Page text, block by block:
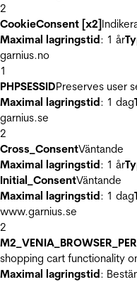
2
CookieConsent [x2]
Maximal lagringstid: 1 år
garnius.no
1
PHPSESSIDPreserves user
Maximal lagringstid: 1 dag
garnius.se
2
Cross_ConsentVäntande
Maximal lagringstid: 1 år
Initial_ConsentVäntande
Maximal lagringstid: 1 dag
www.garnius.se
2
shopping cart functionality
Maximal lagringstid: